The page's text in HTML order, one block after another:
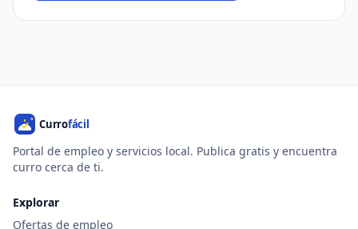
Portal de empleo y servicios local. Publica gratis y encuentra
curro cerca de ti.
Explorar
Ofertas de empleo